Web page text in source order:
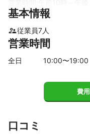
休業日：不定休
場で実際に使用していて
こちらでは定期的に技術
・ポリマー加工　・カー
基本情報
従業員7人
営業時間
全日 10:00〜19:00
費
口コミ